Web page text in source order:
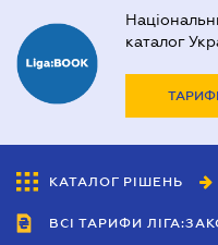
каталог
КАТАЛОГ РІШЕНЬ
ВСІ ТАРИФИ